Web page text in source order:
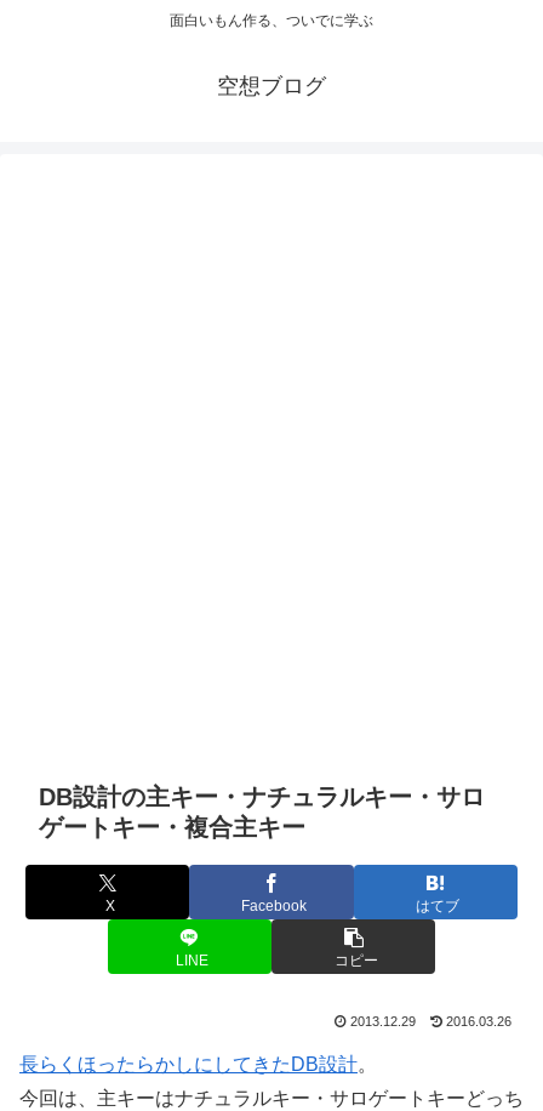
面白いもん作る、ついでに学ぶ
空想ブログ
DB設計の主キー・ナチュラルキー・サロ
ゲートキー・複合主キー
X Facebook はてブ
LINE コピー
2013.12.29 2016.03.26
長らくほったらかしにしてきたDB設計。
今回は、主キーはナチュラルキー・サロゲートキーどっち